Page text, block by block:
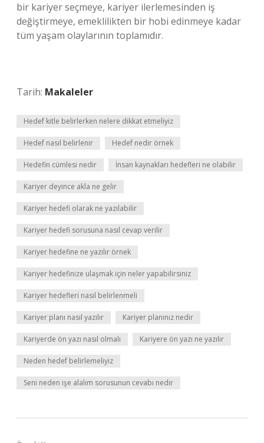
bir kariyer seçmeye, kariyer ilerlemesinden iş
değiştirmeye, emeklilikten bir hobi edinmeye kadar
tüm yaşam olaylarının toplamıdır.
Tarih: Makaleler
Hedef kitle belirlerken nelere dikkat etmeliyiz
Hedef nasıl belirlenir Hedef nedir örnek
Hedefin cümlesi nedir İnsan kaynakları hedefleri ne olabilir
Kariyer deyince akla ne gelir
Kariyer hedefi olarak ne yazılabilir
Kariyer hedefi sorusuna nasıl cevap verilir
Kariyer hedefine ne yazılır örnek
Kariyer hedefinize ulaşmak için neler yapabilirsiniz
Kariyer hedefleri nasıl belirlenmeli
Kariyer planı nasıl yazılır Kariyer planınız nedir
Kariyerde ön yazı nasıl olmalı Kariyere ön yazı ne yazılır
Neden hedef belirlemeliyiz
Seni neden işe alalım sorusunun cevabı nedir